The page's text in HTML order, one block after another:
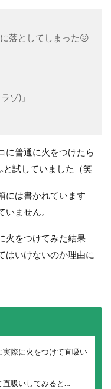
落としてしまった😖
ゾ)」
に普通に火をつけたら
試していました（笑
には書かれています
いません。
火をつけてみた結果
はいけないのか理由に
実際に火をつけて直吸い
直吸いしてみると…